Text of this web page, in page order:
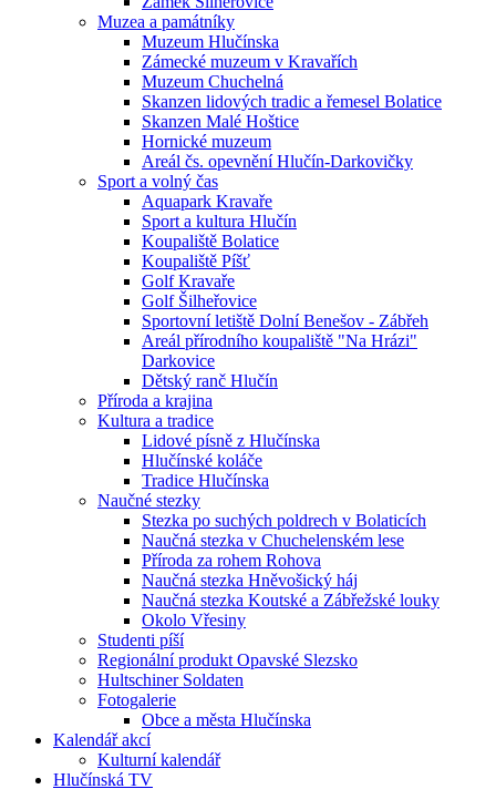
Muzea a památníky
Muzeum Hlučínska
Zámecké muzeum v Kravařích
Muzeum Chuchelná
Skanzen lidových tradic a řemesel Bolatice
Skanzen Malé Hoštice
Hornické muzeum
Areál čs. opevnění Hlučín-Darkovičky
Sport a volný čas
Aquapark Kravaře
Sport a kultura Hlučín
Koupaliště Bolatice
Koupaliště Píšť
Golf Kravaře
Golf Šilheřovice
Sportovní letiště Dolní Benešov - Zábřeh
Areál přírodního koupaliště "Na Hrázi"
Darkovice
Dětský ranč Hlučín
Příroda a krajina
Kultura a tradice
Lidové písně z Hlučínska
Hlučínské koláče
Tradice Hlučínska
Naučné stezky
Stezka po suchých poldrech v Bolaticích
Naučná stezka v Chuchelenském lese
Příroda za rohem Rohova
Naučná stezka Hněvošický háj
Naučná stezka Koutské a Zábřežské louky
Okolo Vřesiny
Studenti píší
Regionální produkt Opavské Slezsko
Hultschiner Soldaten
Fotogalerie
Obce a města Hlučínska
Kalendář akcí
Kulturní kalendář
Hlučínská TV